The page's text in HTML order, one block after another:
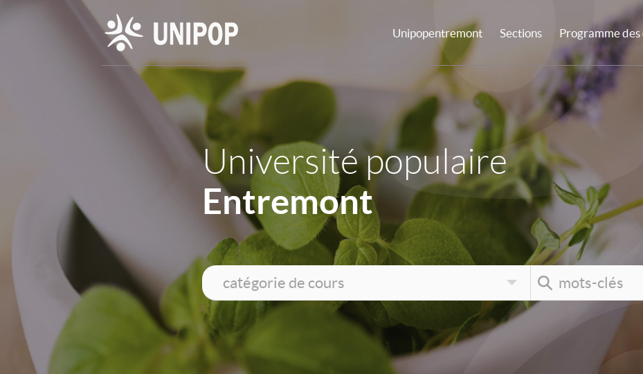
Unipopentremont Sections Programme des
Université populaire
Entremont